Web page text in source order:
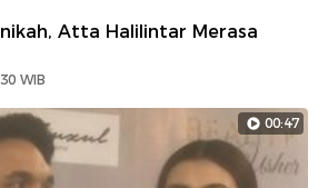
Atta Halilintar Merasa
WIB
00:47